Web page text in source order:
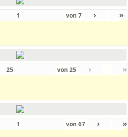
von 7 › »
von25 › »
von 67 › »